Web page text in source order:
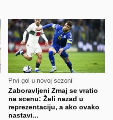
Prvi gol u novoj sezoni
Zaboravljeni Zmaj se vratio
na scenu: Želi nazad u
reprezentaciju, a ako ovako
nastavi...